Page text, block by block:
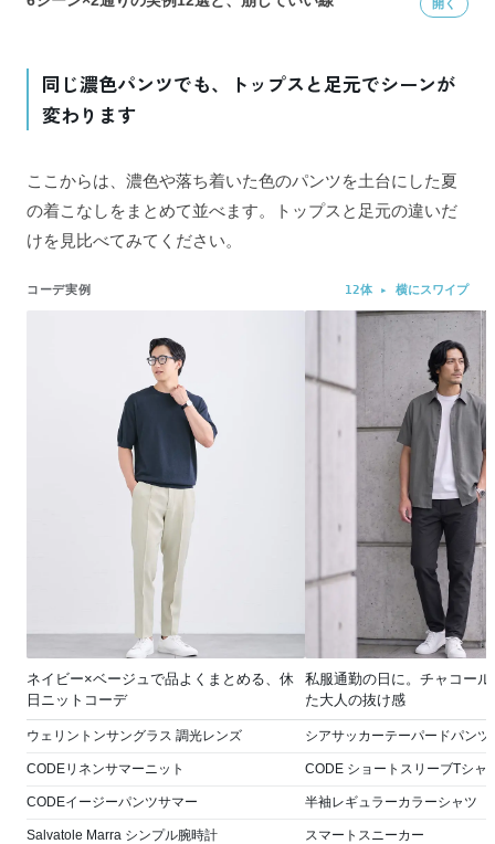
同じ濃色パンツでも、トップスと足元でシーンが
変わります
ここからは、濃色や落ち着いた色のパンツを土台にした夏
の着こなしをまとめて並べます。トップスと足元の違いだ
けを見比べてみてください。
コーデ実例 12体 ▸ 横にスワイプ
ネイビー×ベージュで品よくまとめる、休
日ニットコーデ
ウェリントンサングラス 調光レンズ
CODEリネンサマーニット
CODEイージーパンツサマー
Salvatole Marra シンプル腕時計
私服通勤の日に。チャコー
た大人の抜け感
シアサッカーテーパードパンツ
CODE ショートスリーブTシャ
半袖レギュラーカラーシャツ
スマートスニーカー